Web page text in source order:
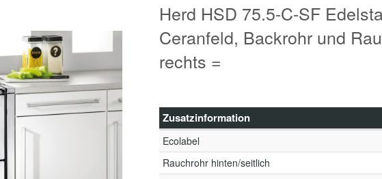
Herd HSD 75.5-C-SF
Ceranfeld, Backrohr und
rechts =
Zusatzinformation
Ecolabel
Rauchrohr hinten/seitlich